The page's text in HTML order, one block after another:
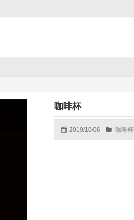
咖啡杯
2019/10/06 咖啡杯